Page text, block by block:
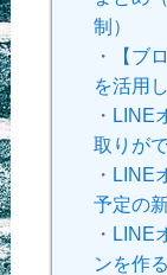
制）
・
【ブ
を活用
・ LINE
取りが
・ LINE
予定の
・ LINE
ンを作